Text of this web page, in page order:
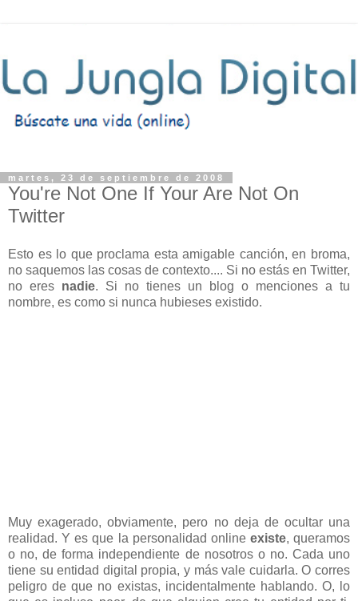
martes, 23 de septiembre de 2008
You're Not One If Your Are Not On
Twitter
Esto es lo que proclama esta amigable canción, en broma,
no saquemos las cosas de contexto.... Si no estás en Twitter,
no eres nadie. Si no tienes un blog o menciones a tu
nombre, es como si nunca hubieses existido.
Muy exagerado, obviamente, pero no deja de ocultar una
realidad. Y es que la personalidad online existe, queramos
o no, de forma independiente de nosotros o no. Cada uno
tiene su entidad digital propia, y más vale cuidarla. O corres
peligro de que no existas, incidentalmente hablando. O, lo